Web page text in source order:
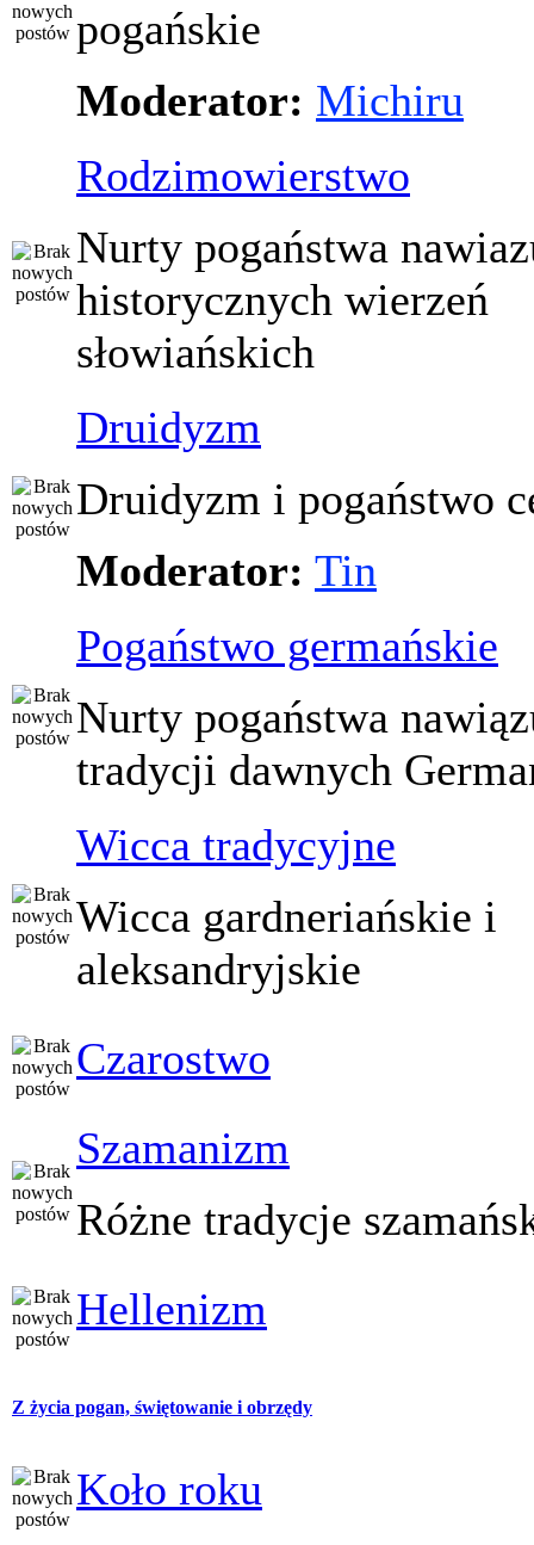
pogańskie
Moderator: Michiru
Rodzimowierstwo
Nurty pogaństwa
historycznych wierzeń
słowiańskich
Druidyzm
Druidyzm i pogaństwo
Moderator: Tin
Pogaństwo germańskie
Nurty pogaństwa
tradycji dawnych
Wicca tradycyjne
Wicca gardneriańskie i
aleksandryjskie
Czarostwo
Szamanizm
Różne tradycje
Hellenizm
Z życia pogan, świętowanie i obrzędy
Koło roku